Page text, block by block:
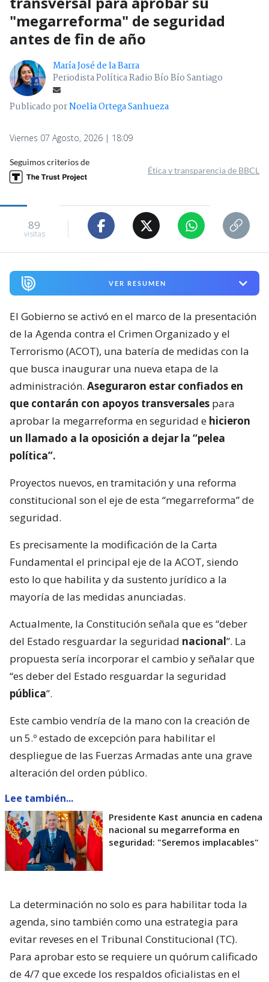
"megarreforma" de seguridad
antes de fin de año
María José de la Barra
Periodista Política Radio Bío Bío Santiago
Publicado porNoelia Ortega Sanhueza
Viernes 07 Agosto, 2026 | 18:09
Seguimos criterios de
Ética y transparencia de BBCL
89
visitas
VER RESUMEN
El Gobierno se activó en el marco de la presentación
de la Agenda contra el Crimen Organizado y el
Terrorismo (ACOT), una batería de medidas con la
que busca inaugurar una nueva etapa de la
administración. Aseguraron estar confiados en
que contarán con apoyos transversales para
aprobar la megarreforma en seguridad e hicieron
un llamado a la oposición a dejar la “pelea
política”.
Proyectos nuevos, en tramitación y una reforma
constitucional son el eje de esta “megarreforma” de
seguridad.
Es precisamente la modificación de la Carta
Fundamental el principal eje de la ACOT, siendo
esto lo que habilita y da sustento jurídico a la
mayoría de las medidas anunciadas.
Actualmente, la Constitución señala que es “deber
del Estado resguardar la seguridad nacional”. La
propuesta sería incorporar el cambio y señalar que
“es deber del Estado resguardar la seguridad
pública”.
Este cambio vendría de la mano con la creación de
un 5.º estado de excepción para habilitar el
despliegue de las Fuerzas Armadas ante una grave
alteración del orden público.
Lee también...
Presidente Kast anuncia en cadena
nacional su megarreforma en
seguridad: "Seremos implacables"
La determinación no solo es para habilitar toda la
agenda, sino también como una estrategia para
evitar reveses en el Tribunal Constitucional (TC).
Para aprobar esto se requiere un quórum calificado
de 4/7 que excede los respaldos oficialistas en el